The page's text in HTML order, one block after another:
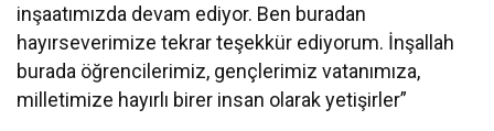
inşaatımızda devam ediyor. Ben buradan
hayırseverimize tekrar teşekkür ediyorum. İnşallah
burada öğrencilerimiz, gençlerimiz vatanımıza,
milletimize hayırlı birer insan olarak yetişirler”